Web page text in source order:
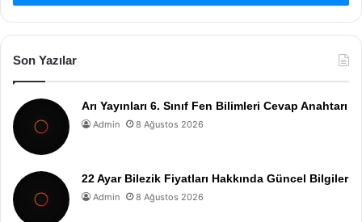
Son Yazılar
Arı Yayınları 6. Sınıf Fen Bilimleri Cevap Anahtarı
Admin 8 Ağustos 2026
22 Ayar Bilezik Fiyatları Hakkında Güncel Bilgiler
Admin 8 Ağustos 2026